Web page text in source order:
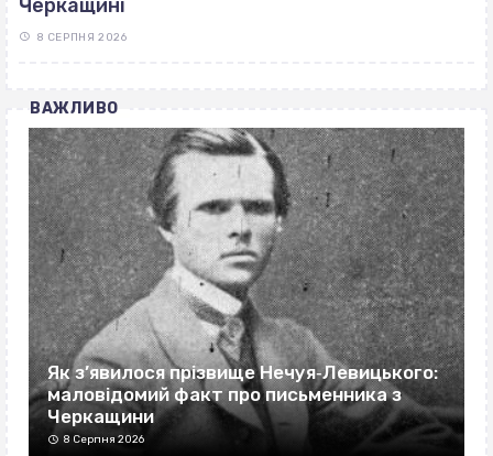
Черкащині
8 СЕРПНЯ 2026
ВАЖЛИВО
Як з’явилося прізвище Нечуя‐Левицького:
маловідомий факт про письменника з
Черкащини
8 Серпня 2026